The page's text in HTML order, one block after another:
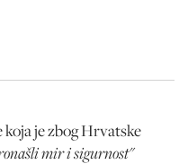
je zbog Hrvatske
mir i sigurnost"